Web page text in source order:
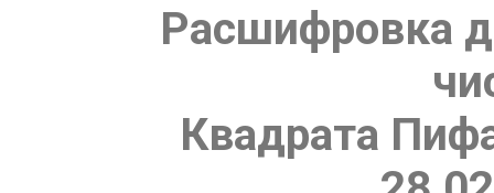
Расшифровка
Квадрата